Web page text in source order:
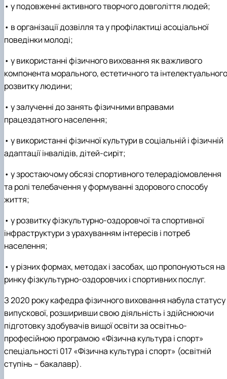
• у подовженні активного творчого довголіття людей;
• в організації дозвілля та у профілактиці асоціальної
поведінки молоді;
• у використанні фізичного виховання як важливого
компонента морального, естетичного та інтелектуального
розвитку людини;
• у залученні до занять фізичними вправами
працездатного населення;
• у використанні фізичної культури в соціальній і фізичній
адаптації інвалідів, дітей-сиріт;
• у зростаючому обсязі спортивного телерадіомовлення
та ролі телебачення у формуванні здорового способу
життя;
• у розвитку фізкультурно-оздоровчої та спортивної
інфраструктури з урахуванням інтересів і потреб
населення;
• у різних формах, методах і засобах, що пропонуються на
ринку фізкультурно-оздоровчих і спортивних послуг.
З 2020 року кафедра фізичного виховання набула статусу
випускової, розширивши свою діяльність і здійснюючи
підготовку здобувачів вищої освіти за освітньо-
професійною програмою «Фізична культура і спорт»
спеціальності 017 «Фізична культура і спорт» (освітній
ступінь – бакалавр).